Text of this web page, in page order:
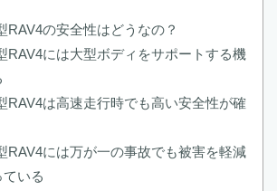
RAV4の安全性はどうなの？
RAV4には大型ボディをサポートする機
RAV4は高速走行時でも高い安全性が確
RAV4には万が一の事故でも被害を軽減
いる